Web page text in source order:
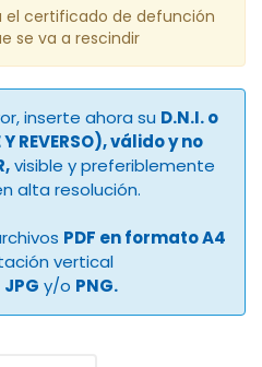
el certificado de defunción
se va a rescindir
inserte ahora su D.N.I. o
REVERSO), válido y no
visible y preferiblemente
alta resolución.
PDF en formato A4
vertical
JPG y/o PNG.